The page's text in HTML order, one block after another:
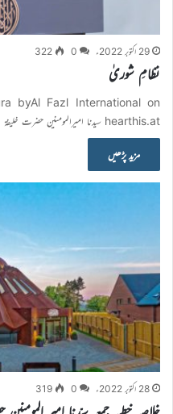
29 اکتوبر 2022ء 0
322
نظامِ شوریٰ
byAl Fazl International on
hearthis.at سیدنا امیرالمومنین حضرت خلیفۃ المسیح الخامس ایدہ اللہ تعالیٰ بنصرہ العزیز…
مزید پڑھیں
28 اکتوبر 2022ء 0
319